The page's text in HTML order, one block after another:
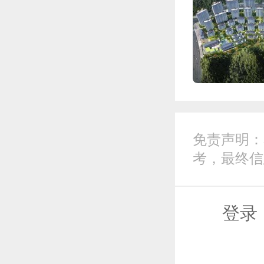
免责声明
考，最终
登录